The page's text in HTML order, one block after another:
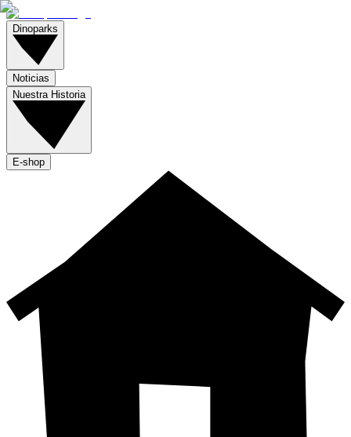
Dinoparks
Noticias
Nuestra Historia
E-shop